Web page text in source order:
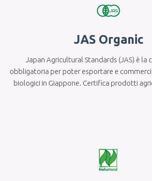
JAS Organic
Japan Agricultural Standards (JAS) è la
obbligatoria per poter esportare e
biologici in Giappone. Certifica prodotti